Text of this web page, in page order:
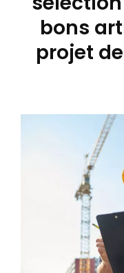
bons
projet